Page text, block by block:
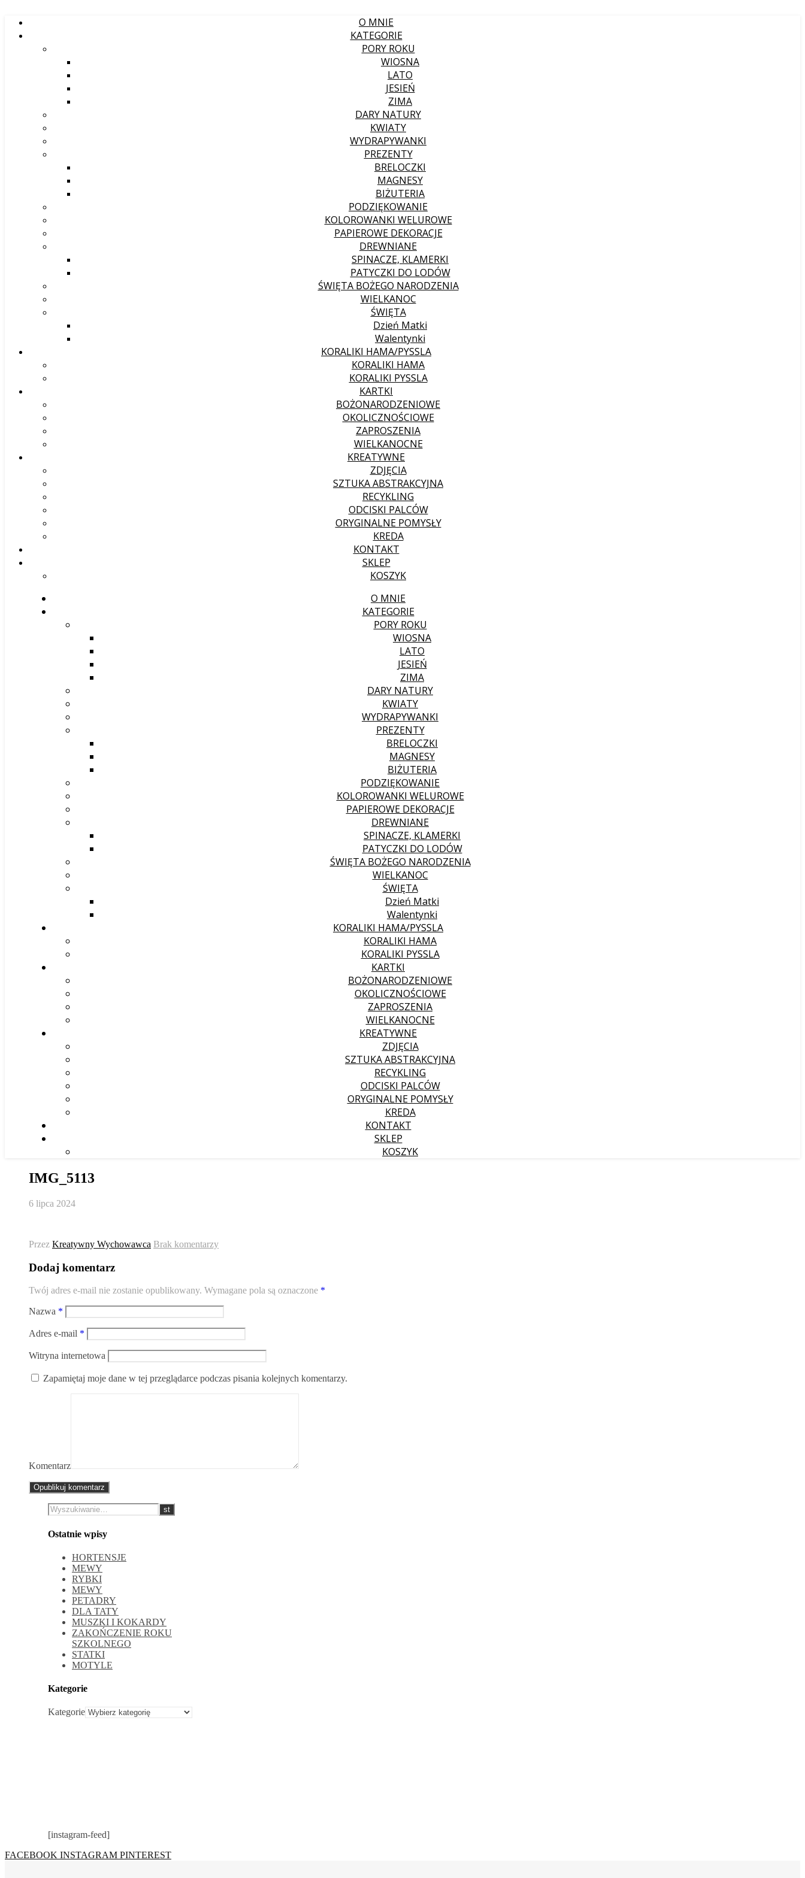
O MNIE
KATEGORIE
PORY ROKU
WIOSNA
LATO
JESIEŃ
ZIMA
DARY NATURY
KWIATY
WYDRAPYWANKI
PREZENTY
BRELOCZKI
MAGNESY
BIŻUTERIA
PODZIĘKOWANIE
KOLOROWANKI WELUROWE
PAPIEROWE DEKORACJE
DREWNIANE
SPINACZE, KLAMERKI
PATYCZKI DO LODÓW
ŚWIĘTA BOŻEGO NARODZENIA
WIELKANOC
ŚWIĘTA
Dzień Matki
Walentynki
KORALIKI HAMA/PYSSLA
KORALIKI HAMA
KORALIKI PYSSLA
KARTKI
BOŻONARODZENIOWE
OKOLICZNOŚCIOWE
ZAPROSZENIA
WIELKANOCNE
KREATYWNE
ZDJĘCIA
SZTUKA ABSTRAKCYJNA
RECYKLING
ODCISKI PALCÓW
ORYGINALNE POMYSŁY
KREDA
KONTAKT
SKLEP
KOSZYK
O MNIE
KATEGORIE
PORY ROKU
WIOSNA
LATO
JESIEŃ
ZIMA
DARY NATURY
KWIATY
WYDRAPYWANKI
PREZENTY
BRELOCZKI
MAGNESY
BIŻUTERIA
PODZIĘKOWANIE
KOLOROWANKI WELUROWE
PAPIEROWE DEKORACJE
DREWNIANE
SPINACZE, KLAMERKI
PATYCZKI DO LODÓW
ŚWIĘTA BOŻEGO NARODZENIA
WIELKANOC
ŚWIĘTA
Dzień Matki
Walentynki
KORALIKI HAMA/PYSSLA
KORALIKI HAMA
KORALIKI PYSSLA
KARTKI
BOŻONARODZENIOWE
OKOLICZNOŚCIOWE
ZAPROSZENIA
WIELKANOCNE
KREATYWNE
ZDJĘCIA
SZTUKA ABSTRAKCYJNA
RECYKLING
ODCISKI PALCÓW
ORYGINALNE POMYSŁY
KREDA
KONTAKT
SKLEP
KOSZYK
IMG_5113
6 lipca 2024
Przez Kreatywny Wychowawca Brak komentarzy
Dodaj komentarz
Twój adres e-mail nie zostanie opublikowany. Wymagane pola są oznaczone *
Nazwa *
Adres e-mail *
Witryna internetowa
Zapamiętaj moje dane w tej przeglądarce podczas pisania kolejnych komentarzy.
Komentarz
Ostatnie wpisy
HORTENSJE
MEWY
RYBKI
MEWY
PETADRY
DLA TATY
MUSZKI I KOKARDY
ZAKOŃCZENIE ROKU
SZKOLNEGO
STATKI
MOTYLE
Kategorie
Kategorie
[instagram-feed]
FACEBOOK INSTAGRAM PINTEREST